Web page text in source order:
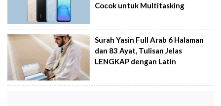
Cocok untuk Multitasking
Surah Yasin Full Arab 6 Halaman
dan 83 Ayat, Tulisan Jelas
LENGKAP dengan Latin